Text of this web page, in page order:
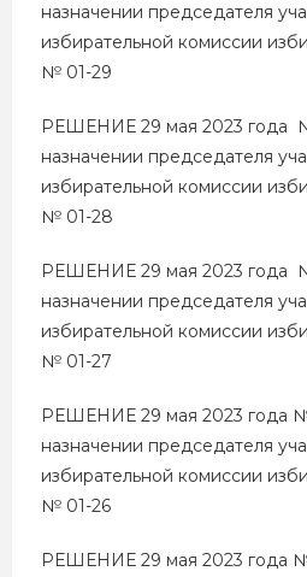
назначении председателя
избирательной комиссии
№ 01-29
РЕШЕНИЕ 29 мая 2023 года
назначении председателя
избирательной комиссии
№ 01-28
РЕШЕНИЕ 29 мая 2023 года
назначении председателя
избирательной комиссии
№ 01-27
РЕШЕНИЕ 29 мая 2023 года
назначении председателя
избирательной комиссии
№ 01-26
РЕШЕНИЕ 29 мая 2023 года